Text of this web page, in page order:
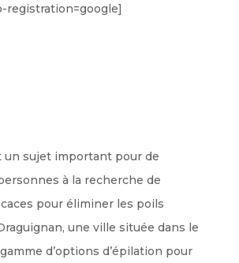
registration=google]
un sujet important pour de
à la recherche de
pour éliminer les poils
une ville située dans le
d’options d’épilation pour